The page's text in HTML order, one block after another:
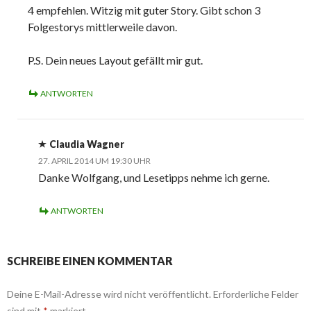
4 empfehlen. Witzig mit guter Story. Gibt schon 3
Folgestorys mittlerweile davon.
P.S. Dein neues Layout gefällt mir gut.
ANTWORTEN
Claudia Wagner
27. APRIL 2014 UM 19:30 UHR
Danke Wolfgang, und Lesetipps nehme ich gerne.
ANTWORTEN
SCHREIBE EINEN KOMMENTAR
Deine E-Mail-Adresse wird nicht veröffentlicht. Erforderliche Felder